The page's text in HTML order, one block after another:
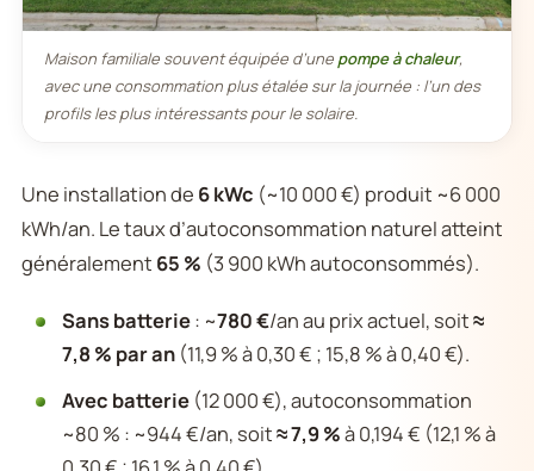
Maison familiale souvent équipée d’une pompe à chaleur,
avec une consommation plus étalée sur la journée : l’un des
profils les plus intéressants pour le solaire.
Une installation de 6 kWc (~10 000 €) produit ~6 000
kWh/an. Le taux d’autoconsommation naturel atteint
généralement 65 % (3 900 kWh autoconsommés).
Sans batterie: ~780 €/an au prix actuel, soit≈
7,8 % par an (11,9 % à 0,30 € ; 15,8 % à 0,40 €).
Avec batterie (12 000 €), autoconsommation
~80 % : ~944 €/an, soit≈ 7,9 %à 0,194 € (12,1 % à